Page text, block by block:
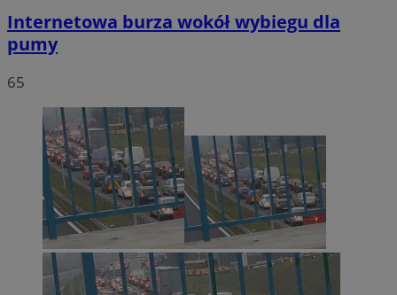
Internetowa burza wokół wybiegu dla
pumy
65